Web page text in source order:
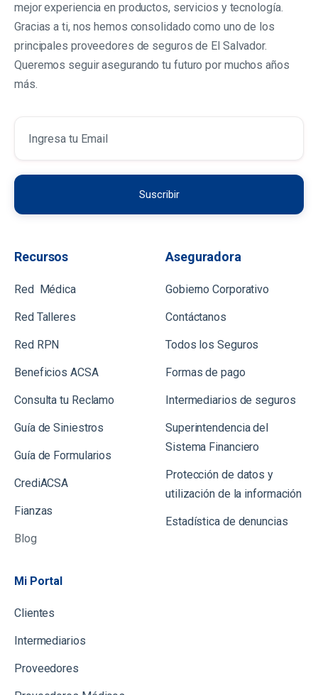
mejor experiencia en productos, servicios y tecnología.
Gracias a ti, nos hemos consolidado como uno de los
principales proveedores de seguros de El Salvador.
Queremos seguir asegurando tu futuro por muchos años
más.
Recursos
Red Médica
Red Talleres
Red RPN
Beneficios ACSA
Consulta tu Reclamo
Guía de Siniestros
Guía de Formularios
CrediACSA
Fianzas
Blog
Aseguradora
Gobierno Corporativo
Contáctanos
Todos los Seguros
Formas de pago
Intermediarios de seguros
Superintendencia del
Sistema Financiero
Protección de datos y
utilización de la información
Estadística de denuncias
Mi Portal
Clientes
Intermediarios
Proveedores